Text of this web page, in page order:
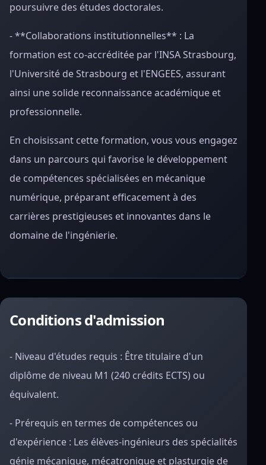
poursuivre des études doctorales.
- **Collaborations institutionnelles** : La
formation est co-accréditée par l'INSA Strasbourg,
l'Université de Strasbourg et l'ENGEES, assurant
ainsi une solide reconnaissance académique et
professionnelle.
En choisissant cette formation, vous vous engagez
dans un parcours qui favorise le développement
de compétences spécialisées en mécanique
numérique, préparant efficacement à des
carrières prestigieuses et innovantes dans le
domaine de l'ingénierie.
Conditions d'admission
- Niveau d'études requis : Être titulaire d'un
diplôme de niveau M1 (240 crédits ECTS) ou
équivalent.
- Prérequis en termes de compétences ou
d'expérience : Les élèves-ingénieurs des spécialités
génie mécanique, mécatronique et plasturgie de